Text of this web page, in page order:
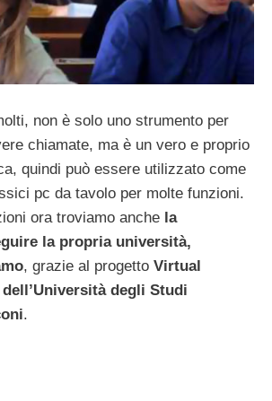
non è solo uno strumento per
chiamate, ma è un vero e proprio
quindi può essere utilizzato come
pc da tavolo per molte funzioni.
ora troviamo anche la
la propria università,
, grazie al progetto Virtual
degli Studi
.